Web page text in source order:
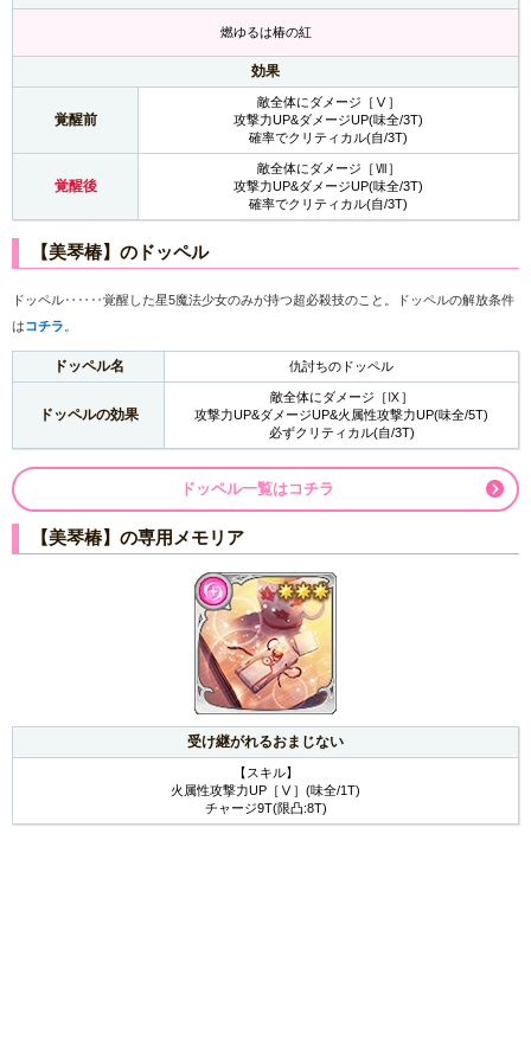
燃ゆるは椿の紅
効果
覚醒前
敵全体にダメージ［Ⅴ］
攻撃力UP&ダメージUP(味全/3T)
確率でクリティカル(自/3T)
覚醒後
敵全体にダメージ［Ⅶ］
攻撃力UP&ダメージUP(味全/3T)
確率でクリティカル(自/3T)
【美琴椿】のドッペル
ドッペル‥‥‥覚醒した星5魔法少女のみが持つ超必殺技のこと。ドッペルの解放条件
はコチラ
ドッペル名 仇討ちのドッペル
ドッペルの効果
敵全体にダメージ［Ⅸ］
攻撃力UP&ダメージUP&火属性攻撃力UP(味全/5T)
必ずクリティカル(自/3T)
ドッペル一覧はコチラ
【美琴椿】の専用メモリア
受け継がれるおまじない
【スキル】
火属性攻撃力UP［Ⅴ］(味全/1T)
チャージ9T(限凸:8T)